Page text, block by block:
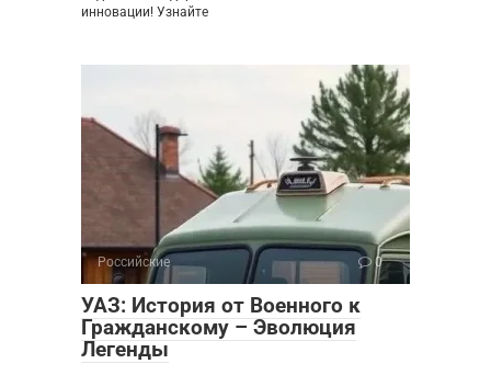
инновации! Узнайте
Российские 0
УАЗ: История от Военного к
Гражданскому – Эволюция
Легенды